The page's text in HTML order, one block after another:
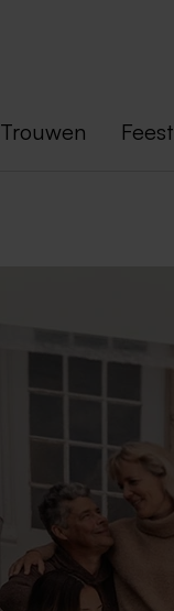
Trouwen Feest